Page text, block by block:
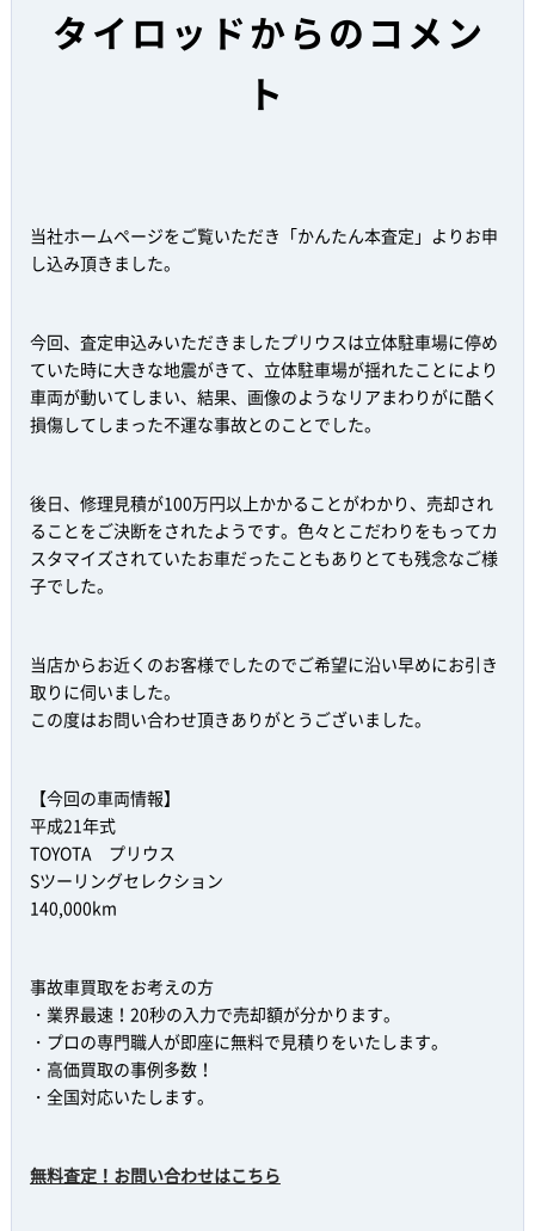
タイロッドからのコメン
ト
当社ホームページをご覧いただき「かんたん本査定」よりお申
し込み頂きました。
今回、査定申込みいただきましたプリウスは立体駐車場に停め
ていた時に大きな地震がきて、立体駐車場が揺れたことにより
車両が動いてしまい、結果、画像のようなリアまわりがに酷く
損傷してしまった不運な事故とのことでした。
後日、修理見積が100万円以上かかることがわかり、売却され
ることをご決断をされたようです。色々とこだわりをもってカ
スタマイズされていたお車だったこともありとても残念なご様
子でした。
当店からお近くのお客様でしたのでご希望に沿い早めにお引き
取りに伺いました。
この度はお問い合わせ頂きありがとうございました。
【今回の車両情報】
平成21年式
TOYOTA プリウス
Sツーリングセレクション
140,000km
事故車買取をお考えの方
・業界最速！20秒の入力で売却額が分かります。
・プロの専門職人が即座に無料で見積りをいたします。
・高価買取の事例多数！
・全国対応いたします。
無料査定！お問い合わせはこちら